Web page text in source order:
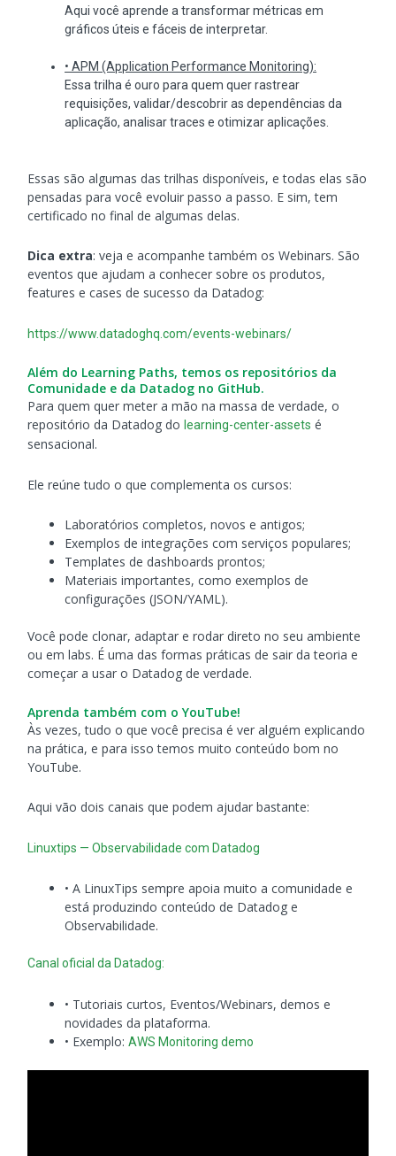
Aqui você aprende a transformar métricas em
gráficos úteis e fáceis de interpretar.
• APM (Application Performance Monitoring):
Essa trilha é ouro para quem quer rastrear
requisições, validar/descobrir as dependências da
aplicação, analisar traces e otimizar aplicações.
Essas são algumas das trilhas disponíveis, e todas elas são
pensadas para você evoluir passo a passo. E sim, tem
certificado no final de algumas delas.
Dica extra: veja e acompanhe também os Webinars. São
eventos que ajudam a conhecer sobre os produtos,
features e cases de sucesso da Datadog:
https://www.datadoghq.com/events-webinars/
Além do Learning Paths, temos os repositórios da
Comunidade e da Datadog no GitHub.
Para quem quer meter a mão na massa de verdade, o
repositório da Datadog dolearning-center-assets é
sensacional.
Ele reúne tudo o que complementa os cursos:
Laboratórios completos, novos e antigos;
Exemplos de integrações com serviços populares;
Templates de dashboards prontos;
Materiais importantes, como exemplos de
configurações (JSON/YAML).
Você pode clonar, adaptar e rodar direto no seu ambiente
ou em labs. É uma das formas práticas de sair da teoria e
começar a usar o Datadog de verdade.
Aprenda também com o YouTube!
Às vezes, tudo o que você precisa é ver alguém explicando
na prática, e para isso temos muito conteúdo bom no
YouTube.
Aqui vão dois canais que podem ajudar bastante:
Linuxtips — Observabilidade com Datadog
• A LinuxTips sempre apoia muito a comunidade e
está produzindo conteúdo de Datadog e
Observabilidade.
Canal oficial da Datadog:
• Tutoriais curtos, Eventos/Webinars, demos e
novidades da plataforma.
• Exemplo:AWS Monitoring demo